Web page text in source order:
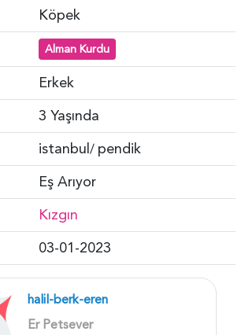
Köpek
Alman Kurdu
Erkek
3 Yaşında
istanbul/ pendik
Eş Arıyor
Kızgın
03-01-2023
halil-berk-eren
Er Petsever